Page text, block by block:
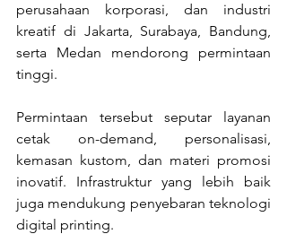
perusahaan korporasi, dan industri
kreatif di Jakarta, Surabaya, Bandung,
serta Medan mendorong permintaan
tinggi.
Permintaan tersebut seputar layanan
cetak on-demand, personalisasi,
kemasan kustom, dan materi promosi
inovatif. Infrastruktur yang lebih baik
juga mendukung penyebaran teknologi
digital printing.